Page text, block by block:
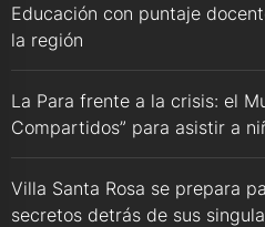
Educación con puntaje
la región
La Para frente a la crisis: el
Compartidos” para asistir a
Villa Santa Rosa se prepara
secretos detrás de sus